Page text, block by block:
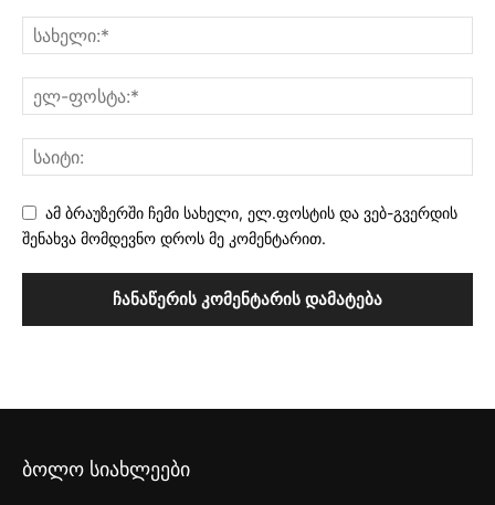
ამ ბრაუზერში ჩემი სახელი, ელ.ფოსტის და ვებ-გვერდის
შენახვა მომდევნო დროს მე კომენტარით.
ბოლო სიახლეები